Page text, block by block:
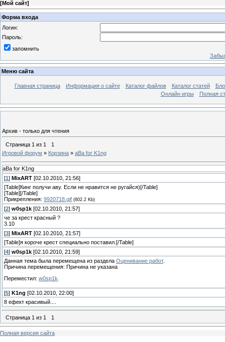
[Мой сайт]
Форма входа
Логин:
Пароль:
запомнить
Меню сайта
Главная страница Информация о сайте Каталог файлов Каталог статей
Онлайн игры
Полная
Архив - только для чтения
Страница 1 из 1
1
Игровой форум » Корзина » aBa for K1ng
aBa for K1ng
[1 ] MixART [02.10.2010, 21:56]
[Table]Кинг получи аву. Если не нравится не ругайся)[/Table]
[Table][/Table]
Прикрепления: 9920718.gif (602.2 Kb)
[2] w0sp1k [02.10.2010, 21:57]
че за крест красный ?
3.10
[3] MixART [02.10.2010, 21:57]
[Table]я короче крест специально поставил.[/Table]
[4] w0sp1k [02.10.2010, 21:59]
Данная тема была перемещена из раздела Оценивание работ.
Причина перемещения: Причина не указана
Переместил: w0sp1k
[5] K1ng [02.10.2010, 22:00]
8 ефект красивый....
Страница 1 из 1 1
Полная версия сайта